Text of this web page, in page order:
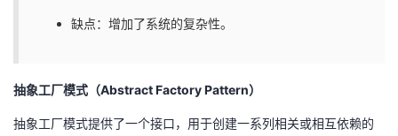
缺点：增加了系统的复杂性。
抽象工厂模式（Abstract Factory Pattern）
抽象工厂模式提供了一个接口，用于创建一系列相关或相互依赖的